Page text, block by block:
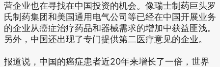
营企业也在寻找在中国投资的机会。像瑞士制药巨头罗
氏制药集团和美国通用电气公司等已经在中国开展业务
的企业从癌症治疗药品和器械需求的增加中获益匪浅。
另外，中国还出现了专门提供第二医疗意见的企业。
报道说，中国的癌症患者近20年来增长了一倍，世界